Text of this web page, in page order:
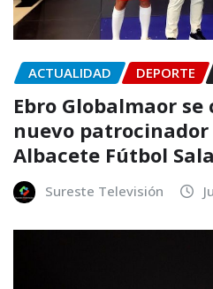
ACTUALIDAD DEPORTE
Ebro Globalmaor
nuevo
Albacete Fútbol Sala
Sureste Televisión